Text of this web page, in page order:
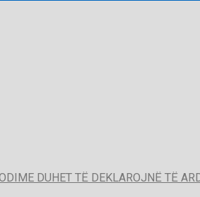
DUHET TË DEKLAROJNË TË